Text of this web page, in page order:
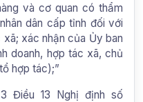
và cơ quan có thẩm
dân cấp tỉnh đối với
xác nhận của Ủy ban
doanh, hợp tác xã, chủ
hợp tác);”
Điều 13 Nghị định số